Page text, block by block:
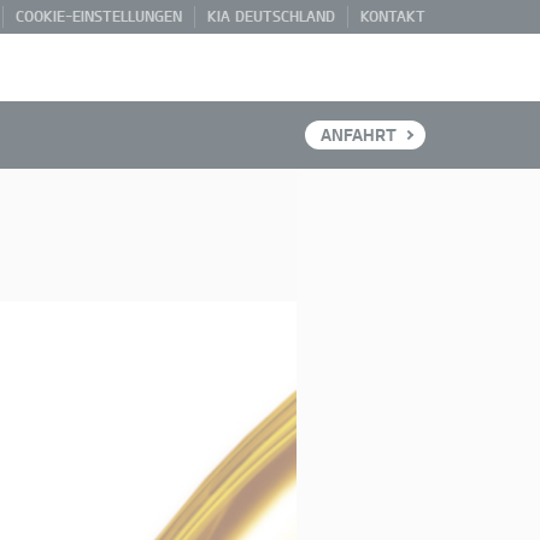
COOKIE-EINSTELLUNGEN KIA DEUTSCHLAND KONTAKT
ANFAHRT